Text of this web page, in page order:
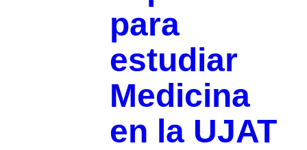
para
estudiar
Medicina
en la UJAT